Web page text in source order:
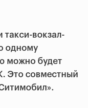
такси-вокзал-
одному
можно будет
Это совместный